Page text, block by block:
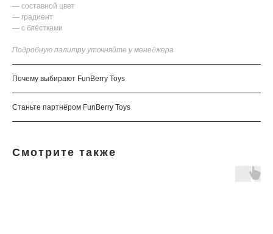
— составной цвет
— градиент
— с блёстками
Подробную палитру уточняйте у менеджера
Почему выбирают FunBerry Toys
Станьте партнёром FunBerry Toys
Смотрите также